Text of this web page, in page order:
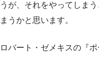
うが、それをやってしま
まうかと思います。
ロバート・ゼメキスの『